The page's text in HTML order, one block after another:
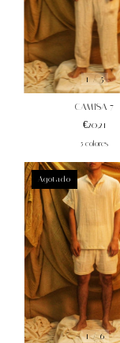
1/5
CAMISA 7
€20,21
5 colores
1/6
Agotado